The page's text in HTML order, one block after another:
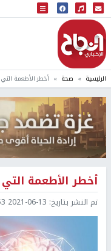
البث المباشر
إذاعة النجاح
الرئيسية صحة أخطر الأطعمة
أخطر الأطعمة
تم النشر بتاريخ: 2021-06-13 09:53